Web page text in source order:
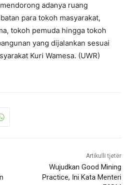
adanya ruang
para tokoh masyarakat,
tokoh pemuda hingga tokoh
yang dijalankan sesuai
Kuri Wamesa. (UWR)
Artikulli tjetër
Wujudkan Good Mining
Practice, Ini Kata Menteri